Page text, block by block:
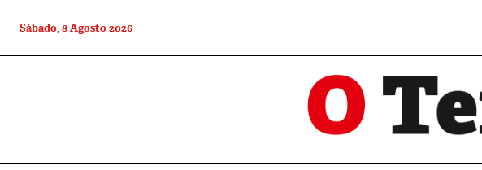
Sábado, 8 Agosto 2026